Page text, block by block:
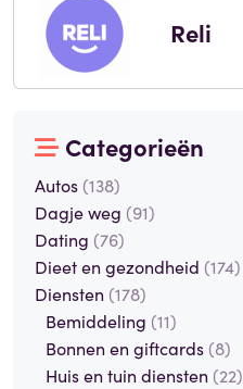
Reli
Categorieën
Autos (138)
Dagje weg (91)
Dating (76)
Dieet en gezondheid (174)
Diensten (178)
Bemiddeling (11)
Bonnen en giftcards (8)
Huis en tuin diensten (22)